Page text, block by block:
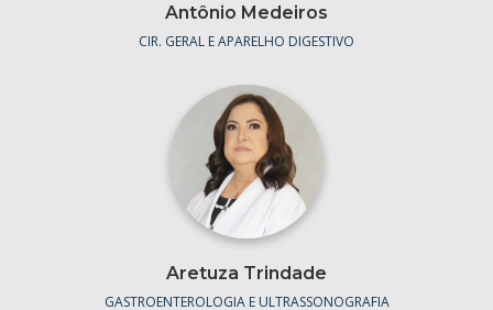
Antônio Medeiros
CIR. GERAL E APARELHO DIGESTIVO
Aretuza Trindade
GASTROENTEROLOGIA E ULTRASSONOGRAFIA